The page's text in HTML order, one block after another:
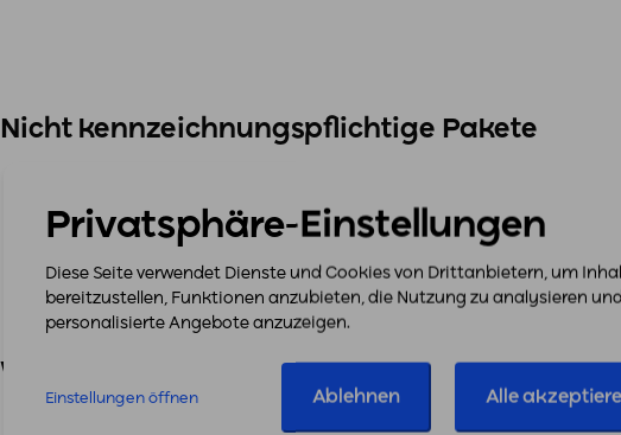
Nicht kennzeichnungspflichtige Pakete
DHL Retouren
Wie sieht die Kennzeichnung für
Privatsphäre-Einstellungen
Diese Seite verwendet Dienste und Cookies von Drittanbietern, um
bereitzustellen, Funktionen anzubieten, die Nutzung zu analysieren
personalisierte Angebote anzuzeigen.
Einstellungen öffnen Ablehnen Alle